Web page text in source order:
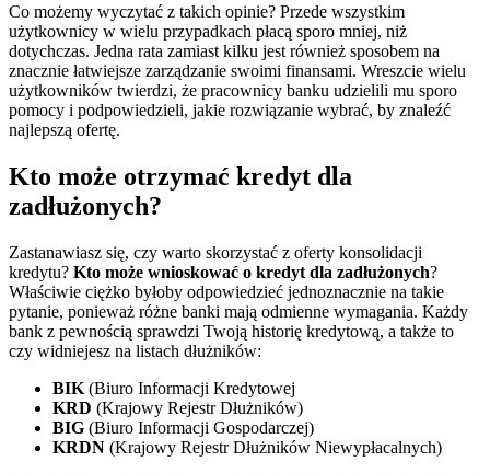
Co możemy wyczytać z takich opinie? Przede wszystkim
użytkownicy w wielu przypadkach płacą sporo mniej, niż
dotychczas. Jedna rata zamiast kilku jest również sposobem na
znacznie łatwiejsze zarządzanie swoimi finansami. Wreszcie wielu
użytkowników twierdzi, że pracownicy banku udzielili mu sporo
pomocy i podpowiedzieli, jakie rozwiązanie wybrać, by znaleźć
najlepszą ofertę.
Kto może otrzymać kredyt dla
zadłużonych?
Zastanawiasz się, czy warto skorzystać z oferty konsolidacji
kredytu? Kto może wnioskować o kredyt dla zadłużonych?
Właściwie ciężko byłoby odpowiedzieć jednoznacznie na takie
pytanie, ponieważ różne banki mają odmienne wymagania. Każdy
bank z pewnością sprawdzi Twoją historię kredytową, a także to
czy widniejesz na listach dłużników:
BIK (Biuro Informacji Kredytowej
KRD (Krajowy Rejestr Dłużników)
BIG (Biuro Informacji Gospodarczej)
KRDN (Krajowy Rejestr Dłużników Niewypłacalnych)